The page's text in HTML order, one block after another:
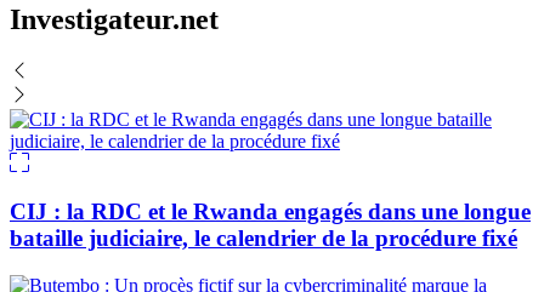
Investigateur.net
CIJ : la RDC et le Rwanda engagés dans une longue
bataille judiciaire, le calendrier de la procédure fixé